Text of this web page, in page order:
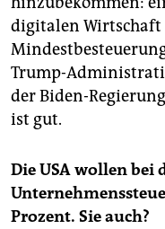
digitalen Wirtschaft
Trump-
der Biden-
ist gut.
Die USA wollen bei
Prozent. Sie auch?